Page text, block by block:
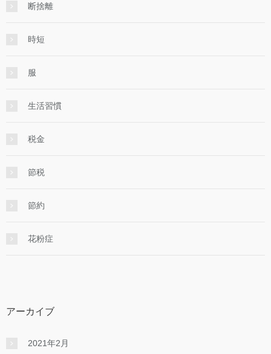
断捨離
時短
服
生活習慣
税金
節税
節約
花粉症
アーカイブ
2021年2月